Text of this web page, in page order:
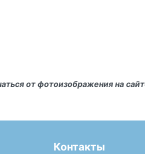
от фотоизображения на
Контакты